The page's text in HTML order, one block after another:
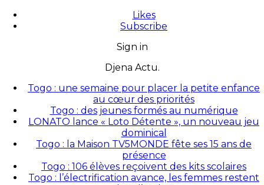
Likes
Subscribe
Sign in
Djena Actu.
Togo : une semaine pour placer la petite enfance
au cœur des priorités
Togo : des jeunes formés au numérique
LONATO lance « Loto Détente », un nouveau jeu
dominical
Togo : la Maison TV5MONDE fête ses 15 ans de
présence
Togo : 106 élèves reçoivent des kits scolaires
Togo : l’électrification avance, les femmes restent